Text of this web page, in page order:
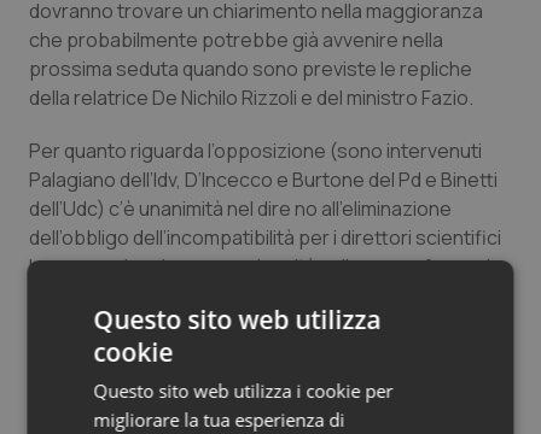
Salute orale & impianti
Sangue & coagulazione
Tiroide
Tumore al seno
Tumori del Polmone & Testa Collo
Tumori gastrointestinali
dovranno trovare un chiarimento nella maggioranza
che probabilmente potrebbe già avvenire nella
prossima seduta quando sono previste le repliche
della relatrice De Nichilo Rizzoli e del ministro Fazio.
Per quanto riguarda l’opposizione (sono intervenuti
Palagiano dell’Idv, D’Incecco e Burtone del Pd e Binetti
dell’Udc) c’è unanimità nel dire no all’eliminazione
dell’obbligo dell’incompatibilità per i direttori scientifici
Irccs e anche alcune perplessità sulle nuove farmacie
nuovi servizi anche alle parafarmacie (D’Incecco) e chi
non vede di buon occhio il fisioterapista in farmacia
(Binetti).
Questo sito web utilizza
cookie
Questo sito web utilizza i cookie per
migliorare la tua esperienza di